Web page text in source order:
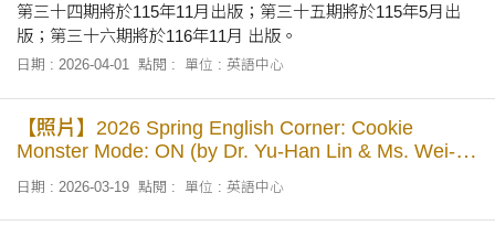
第三十四期將於115年11月出版；第三十五期將於115年5月出
版；第三十六期將於116年11月 出版。
日期 : 2026-04-01 點閱 : 單位 : 英語中心
【照片】2026 Spring English Corner: Cookie
Monster Mode: ON (by Dr. Yu-Han Lin & Ms. Wei-
日期 : 2026-03-19 點閱 : 單位 : 英語中心